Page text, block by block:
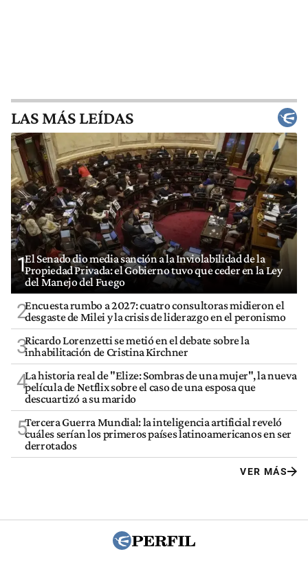
LAS MÁS LEÍDAS
1El Senado dio media sanción a la Inviolabilidad de la
Propiedad Privada: el Gobierno tuvo que ceder en la Ley
del Manejo del Fuego
2Encuesta rumbo a 2027: cuatro consultoras midieron el
desgaste de Milei y la crisis de liderazgo en el peronismo
3Ricardo Lorenzetti se metió en el debate sobre la
inhabilitación de Cristina Kirchner
4La historia real de "Elize: Sombras de una mujer", la nueva
película de Netflix sobre el caso de una esposa que
descuartizó a su marido
5Tercera Guerra Mundial: la inteligencia artificial reveló
cuáles serían los primeros países latinoamericanos en ser
derrotados
VER MÁS